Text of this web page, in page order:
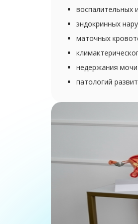
воспалительных
эндокринных
маточных
недержания мочи
патологий